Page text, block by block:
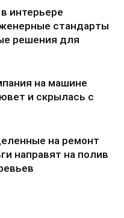
интерьере
стандарты
решения для
на машине
и скрылась с
на ремонт
направят на полив